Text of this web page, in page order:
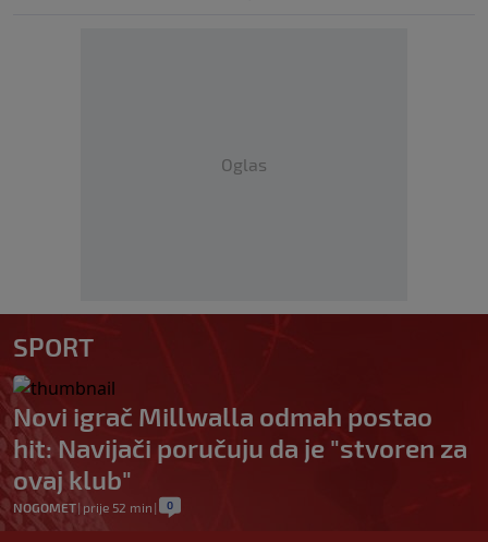
Oglas
SPORT
Novi igrač Millwalla odmah postao
hit: Navijači poručuju da je "stvoren za
ovaj klub"
NOGOMET| prije 52 min | 0